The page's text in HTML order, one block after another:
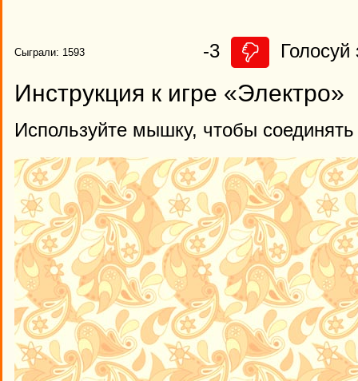
Сыграли: 1593 -3 Голосуй
Инструкция к игре «Электро»
Используйте мышку, чтобы